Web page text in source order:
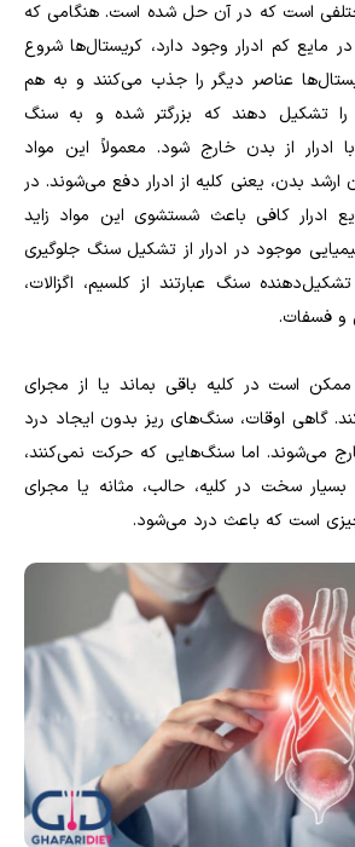
مختلفی است که در آن حل شده است. هنگامی که
مایع کم ادرار وجود دارد، کریستال‌ها شروع
عناصر دیگر را جذب می‌کنند و به هم
را تشکیل دهند که بزرگتر شده و به سنگ
ادرار از بدن خارج شود. معمولاً این مواد
بدن، یعنی کلیه از ادرار دفع می‌شوند. در
ادرار کافی باعث شستشوی این مواد زاید
موجود در ادرار از تشکیل سنگ جلوگیری
سنگ عبارتند از کلسیم، اگزالات،
و فسفات.
است در کلیه باقی بماند یا از مجرای
گاهی اوقات، سنگ‌های ریز بدون ایجاد درد
می‌شوند. اما سنگ‌هایی که حرکت نمی‌کنند،
سخت در کلیه، حالب، مثانه یا مجرای
است که باعث درد می‌شود.